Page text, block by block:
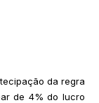
da regra
de 4% do lucro